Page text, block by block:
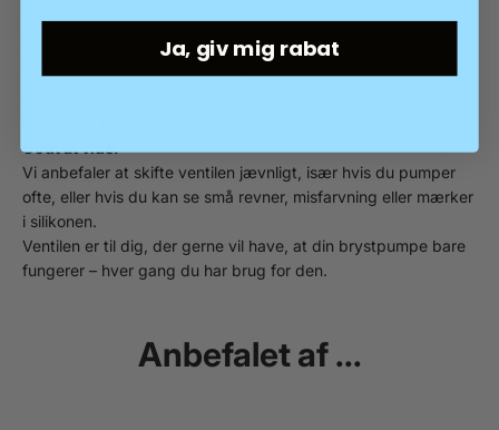
Nem at montere – kan skiftes på få sekunder
Godt at vide:
Vi anbefaler at skifte ventilen jævnligt, især hvis du pumper
ofte, eller hvis du kan se små revner, misfarvning eller mærker
i silikonen.
Ventilen er til dig, der gerne vil have, at din brystpumpe bare
fungerer – hver gang du har brug for den.
Anbefalet af ...
Ja, giv mig rabat